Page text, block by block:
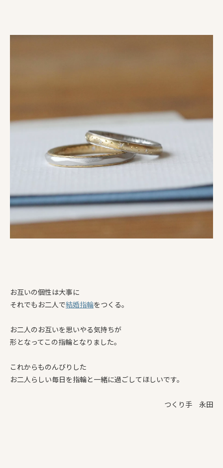
お互いの個性は大事に
それでもお二人で結婚指輪をつくる。
お二人のお互いを思いやる気持ちが
形となってこの指輪となりました。
これからものんびりした
お二人らしい毎日を指輪と一緒に過ごしてほしいです。
つくり手 永田